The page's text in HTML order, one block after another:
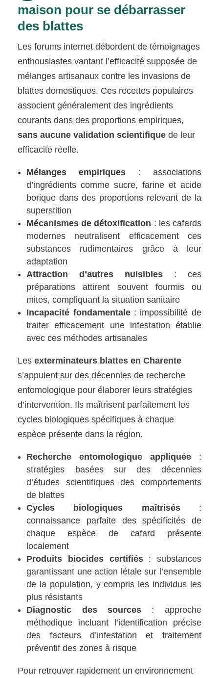
maison pour se débarrasser
des blattes
Les forums internet débordent de témoignages
enthousiastes vantant l’efficacité supposée de
mélanges artisanaux contre les invasions de
blattes domestiques. Ces recettes populaires
associent généralement des ingrédients
courants dans des proportions empiriques,
sans aucune validation scientifique de leur
efficacité réelle.
Mélanges empiriques : associations
d’ingrédients comme sucre, farine et acide
borique dans des proportions relevant de la
superstition
Mécanismes de détoxification : les cafards
modernes neutralisent efficacement ces
substances rudimentaires grâce à leur
adaptation
Attraction d’autres nuisibles : ces
préparations attirent souvent fourmis ou
mites, compliquant la situation sanitaire
Incapacité fondamentale: impossibilité de
traiter efficacement une infestation établie
avec ces méthodes artisanales
Lesexterminateurs blattes en Charente
s’appuient sur des décennies de recherche
entomologique pour élaborer leurs stratégies
d’intervention. Ils maîtrisent parfaitement les
cycles biologiques spécifiques à chaque
espèce présente dans la région.
Recherche entomologique appliquée:
stratégies basées sur des décennies
d’études scientifiques des comportements
de blattes
Cycles biologiques maîtrisés:
connaissance parfaite des spécificités de
chaque espèce de cafard présente
localement
Produits biocides certifiés: substances
garantissant une action létale sur l’ensemble
de la population, y compris les individus les
plus résistants
Diagnostic des sources : approche
méthodique incluant l’identification précise
des facteurs d’infestation et traitement
préventif des zones à risque
Pour retrouver rapidement un environnement